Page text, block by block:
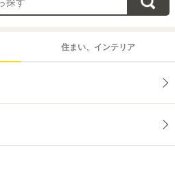
住まい、インテリア